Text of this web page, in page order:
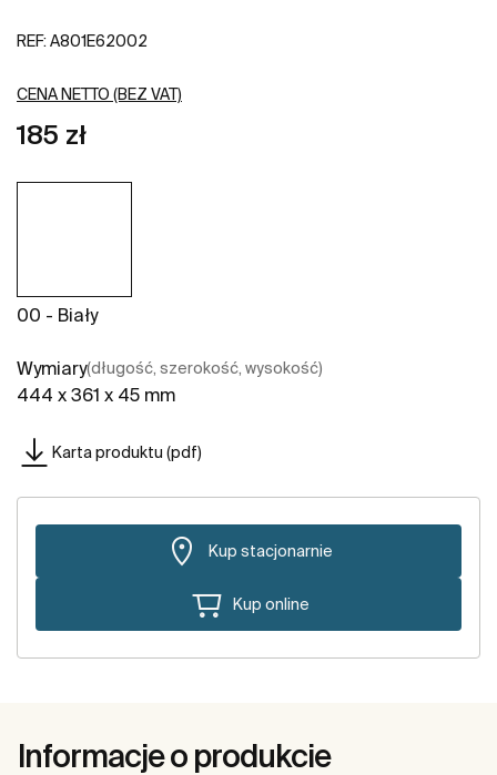
REF: A801E62002
CENA NETTO (BEZ VAT)
185 zł
00 - Biały
Wymiary(długość, szerokość, wysokość)
444 x 361 x 45 mm
Karta produktu (pdf)
Kup stacjonarnie
Kup online
Informacje o produkcie